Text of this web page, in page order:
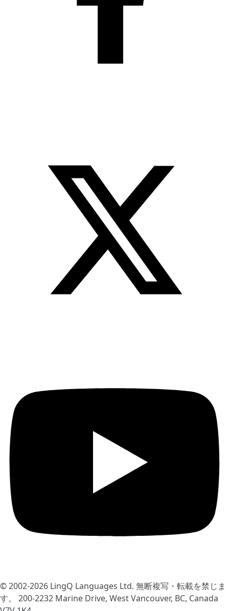
© 2002-2026 LingQ Languages Ltd. 無断複写・転載を禁じま
す。 200-2232 Marine Drive, West Vancouver, BC, Canada